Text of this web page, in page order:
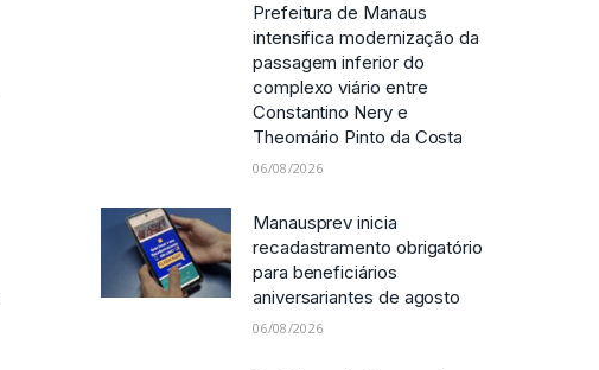
Prefeitura de Manaus
intensifica modernização da
passagem inferior do
complexo viário entre
Constantino Nery e
Theomário Pinto da Costa
06/08/2026
Manausprev inicia
recadastramento obrigatório
para beneficiários
aniversariantes de agosto
06/08/2026